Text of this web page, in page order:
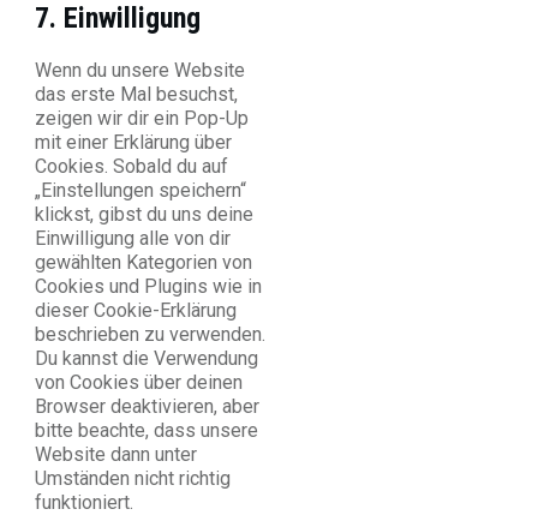
Consent
to
service
sonstiges
7. Einwilligung
Wenn du unsere Website
das erste Mal besuchst,
zeigen wir dir ein Pop-Up
mit einer Erklärung über
Cookies. Sobald du auf
„Einstellungen speichern“
klickst, gibst du uns deine
Einwilligung alle von dir
gewählten Kategorien von
Cookies und Plugins wie in
dieser Cookie-Erklärung
beschrieben zu verwenden.
Du kannst die Verwendung
von Cookies über deinen
Browser deaktivieren, aber
bitte beachte, dass unsere
Website dann unter
Umständen nicht richtig
funktioniert.